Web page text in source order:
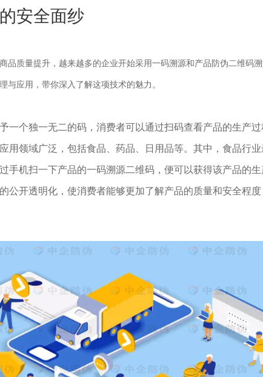
安全面纱
品质量提升，越来越多的企业开始采用一码溯源和产品防伪二维码
与应用，带你深入了解这项技术的魅力。
一个独一无二的码，消费者可以通过扫码查看产品的生产
用领域广泛，包括食品、药品、日用品等。其中，食品行业
手机扫一下产品的一码溯源二维码，便可以获得该产品的
公开透明化，使消费者能够更加了解产品的质量和安全程